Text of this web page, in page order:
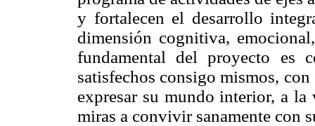
y fortalecen el desarrollo
dimensión cognitiva,
fundamental del proyecto es
satisfechos consigo mismos,
expresar su mundo interior, a
miras a convivir sanamente con